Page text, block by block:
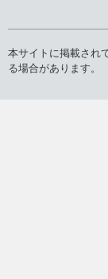
本サイトに掲載され
る場合があります。